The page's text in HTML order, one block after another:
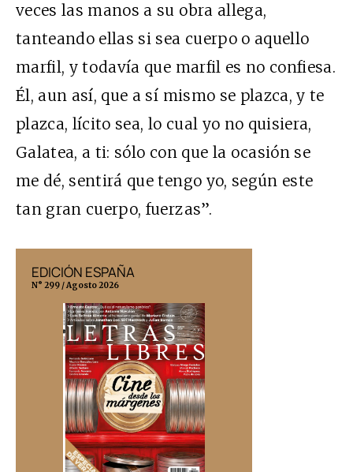
veces las manos a su obra allega,
tanteando ellas si sea cuerpo o aquello
marfil, y todavía que marfil es no confiesa.
Él, aun así, que a sí mismo se plazca, y te
plazca, lícito sea, lo cual yo no quisiera,
Galatea, a ti: sólo con que la ocasión se
me dé, sentirá que tengo yo, según este
tan gran cuerpo, fuerzas”.
EDICIÓN ESPAÑA
N° 299 / Agosto 2026